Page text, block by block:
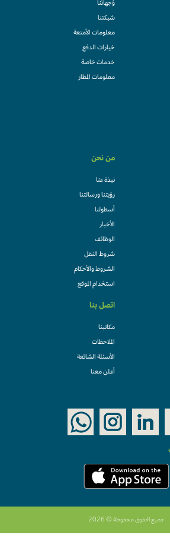
وُجهاتنا
شبكتنا
معلومات الأمتعة
خيارات الدفع
خدمات خاصة
معلومات المطار
من نحن
نبذة عنا
رؤيتنا ورسالتنا
أسطولنا
الأخبار
الوظائف
شروط النقل
الشروط والأحكام
استخدام الموقع
اتصل بنا
مكاتبنا
الملاحظات
الأسئلة الشائعة
أعلن معنا
جميع الحقوق محفوظة © 2026